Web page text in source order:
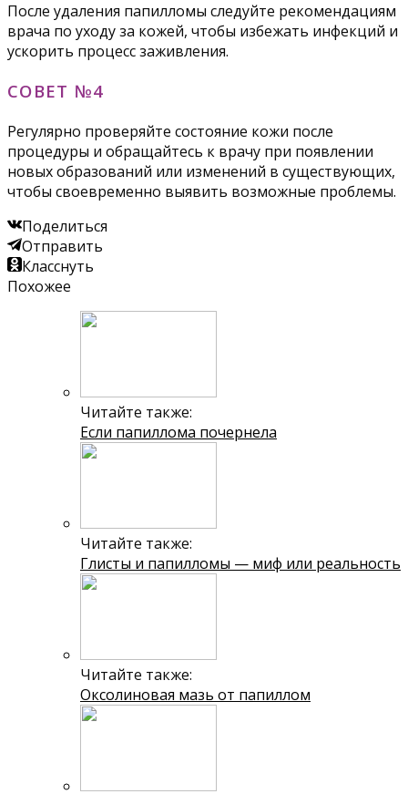
После удаления папилломы следуйте рекомендациям
врача по уходу за кожей, чтобы избежать инфекций и
ускорить процесс заживления.
СОВЕТ №4
Регулярно проверяйте состояние кожи после
процедуры и обращайтесь к врачу при появлении
новых образований или изменений в существующих,
чтобы своевременно выявить возможные проблемы.
Поделиться
Отправить
Класснуть
Похожее
Читайте также:
Если папиллома почернела
Читайте также:
Глисты и папилломы — миф или реальность
Читайте также:
Оксолиновая мазь от папиллом